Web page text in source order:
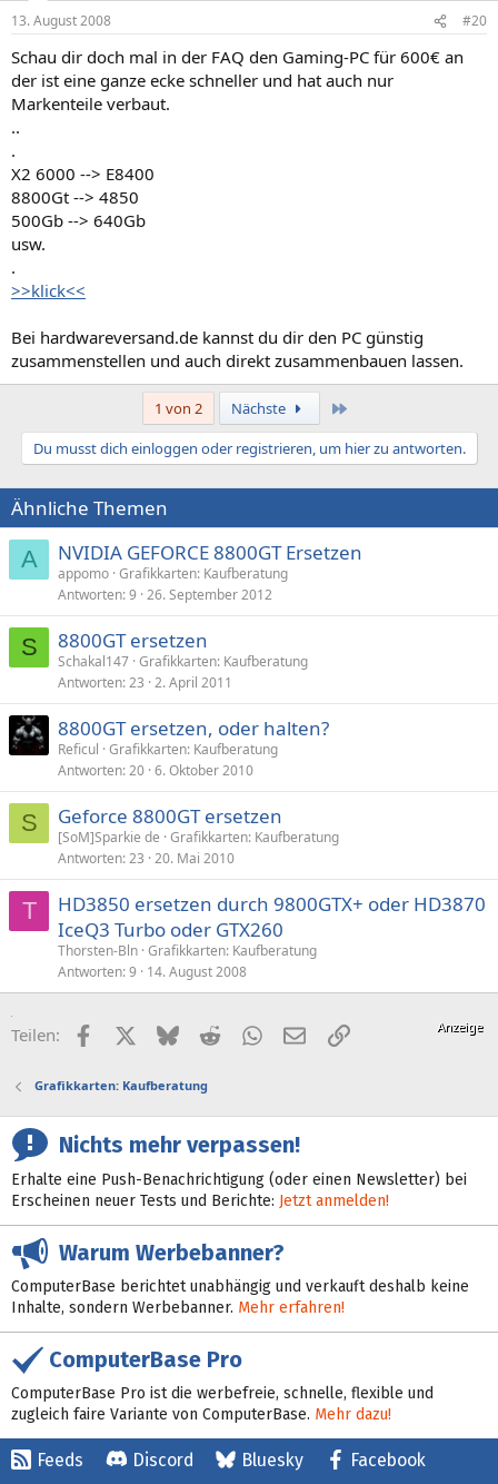
13. August 2008 #20
Schau dir doch mal in der FAQ den Gaming-PC für 600€ an
der ist eine ganze ecke schneller und hat auch nur
Markenteile verbaut.
..
.
X2 6000 --> E8400
8800Gt --> 4850
500Gb --> 640Gb
usw.
.
>>klick<<
Bei hardwareversand.de kannst du dir den PC günstig
zusammenstellen und auch direkt zusammenbauen lassen.
1 von 2 Nächste
Du musst dich einloggen oder registrieren, um hier zu antworten.
Ähnliche Themen
A NVIDIA GEFORCE 8800GT Ersetzen
appomo Grafikkarten: Kaufberatung
Antworten 9 26. September 2012
S 8800GT ersetzen
Schakal147 Grafikkarten: Kaufberatung
Antworten 23 2. April 2011
8800GT ersetzen, oder halten?
Reficul Grafikkarten: Kaufberatung
Antworten 20 6. Oktober 2010
S Geforce 8800GT ersetzen
[SoM]Sparkie de Grafikkarten: Kaufberatung
Antworten 23 20. Mai 2010
T
HD3850 ersetzen durch 9800GTX+ oder HD3870
IceQ3 Turbo oder GTX260
Thorsten-Bln Grafikkarten: Kaufberatung
Antworten 9 14. August 2008
Teilen: FacebookX (Twitter)
BlueskyRedditWhatsApp
E-MailLink
Grafikkarten: Kaufberatung
Nichts mehr verpassen!
Erhalte eine Push-Benachrichtigung (oder einen Newsletter) bei
Erscheinen neuer Tests und Berichte: Jetzt anmelden!
Warum Werbebanner?
ComputerBase berichtet unabhängig und verkauft deshalb keine
Inhalte, sondern Werbebanner. Mehr erfahren!
ComputerBase Pro
ComputerBase Pro ist die werbefreie, schnelle, flexible und
zugleich faire Variante von ComputerBase. Mehr dazu!
Feeds Discord Bluesky Facebook